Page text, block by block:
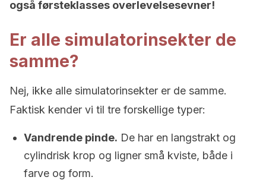
også førsteklasses overlevelsesevner!
Er alle simulatorinsekter de
samme?
Nej, ikke alle simulatorinsekter er de samme.
Faktisk kender vi til tre forskellige typer:
Vandrende pinde. De har en langstrakt og
cylindrisk krop og ligner små kviste, både i
farve og form.